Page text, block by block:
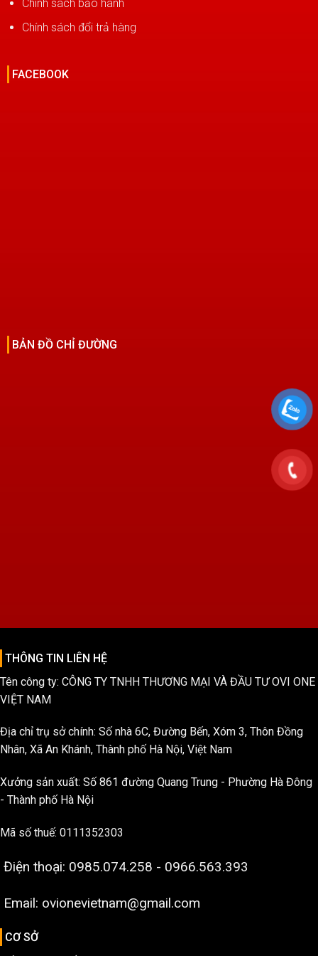
Chính sách bảo hành
Chính sách đổi trả hàng
FACEBOOK
BẢN ĐỒ CHỈ ĐƯỜNG
THÔNG TIN LIÊN HỆ
Tên công ty: CÔNG TY TNHH THƯƠNG MẠI VÀ ĐẦU TƯ OVI ONE
VIỆT NAM
Địa chỉ trụ sở chính: Số nhà 6C, Đường Bến, Xóm 3, Thôn Đồng
Nhân, Xã An Khánh, Thành phố Hà Nội, Việt Nam
Xưởng sản xuất: Số 861 đường Quang Trung - Phường Hà Đông
- Thành phố Hà Nội
Mã số thuế: 0111352303
Điện thoại: 0985.074.258 - 0966.563.393
Email: ovionevietnam@gmail.com
CƠ SỞ